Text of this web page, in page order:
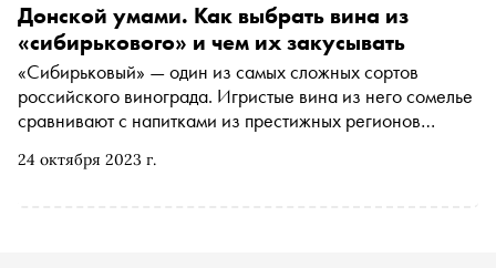
24 октября 2023 г.
Донской умами. Как выбрать вина из
«сибирькового» и чем их закусывать
«Сибирьковый» — один из самых сложных сортов
российского винограда. Игристые вина из него сомелье
сравнивают с напитками из престижных регионов
в материале «Сноба»